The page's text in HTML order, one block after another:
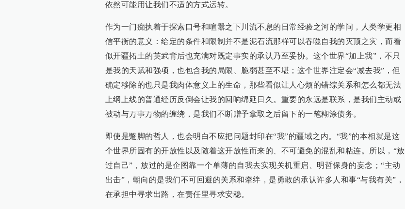
依然可能用让我们不适的方式运转。
作为一门痴执着于探索口号和喧嚣之下川流不息的日常经验之河的学问，人类学更相
信平衡的意义：给定的条件和限制并不是泥石流那样可以吞噬自我的灭顶之灾，而看
似开疆拓土的英武背后也充满对既定事实的承认乃至妥协。这个世界“加上我”，不只
是我的天赋和强项，也包含我的局限、脆弱甚至不堪；这个世界注定会“减去我”，但
确定移除的也只是我肉体意义上的生命，那些看似让人心烦的错综关系和怎么都无法
上纲上线的普通经历反倒会让我的回响绵延日久。重要的永远是联系，是我们主动或
被动与万事万物的缠绕，是我们不断赠予拿取之后留下的一笔糊涂债务。
即使是蹩脚的哲人，也会明白不应把问题封印在“我”的疆域之内。“我”的本相就是这
个世界所固有的开放性以及随着这开放性而来的、不可避免的混乱和粘连。所以，“放
过自己”，放过的是企图靠一个单薄的自我去实现关机重启、明哲保身的妄念；“主动
出击”，朝向的是我们不可回避的关系和牵绊，是勇敢的承认许多人和事“与我有关”，
在承担中寻求出路，在责任里寻求安稳。